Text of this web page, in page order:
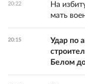
20:22
На
мать
20:15
Удар по
Белом